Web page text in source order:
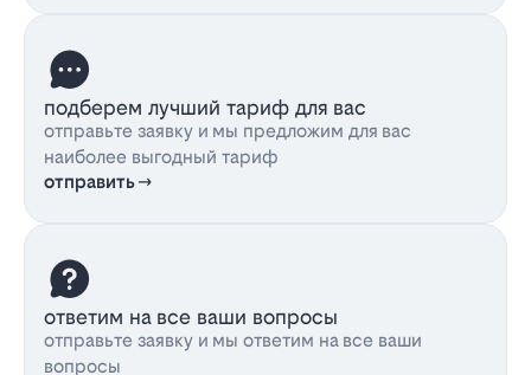
подберем лучший тариф для вас
отправьте заявку и мы предложим для вас
наиболее выгодный тариф
отправить
ответим на все ваши вопросы
отправьте заявку и мы ответим на все ваши
вопросы